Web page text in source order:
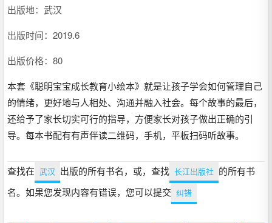
出版地：武汉
出版时间：2019.6
出版价格：80
本套《聪明宝宝成长教育小绘本》就是让孩子学会如何管理自己
的情绪，更好地与人相处、沟通并融入社会。每个故事的最后，
还给予了家长切实可行的指导，方便家长对孩子做出正确的引
导。每本书配有有声伴读二维码，手机，平板扫码听故事。
查找在 武汉 出版的所有书名，或，查找 长江出版社 的所有书
名。如果您发现内容有错误，您可以提交 纠错